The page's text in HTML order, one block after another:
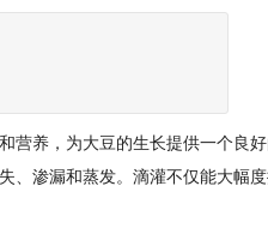
营养，为大豆的生长提供一个良
、渗漏和蒸发。滴灌不仅能大幅